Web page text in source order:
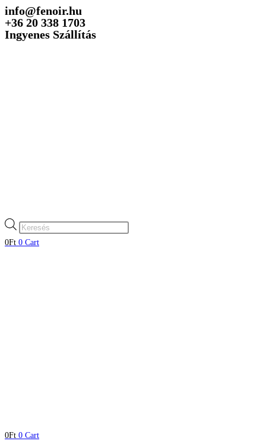
Skip
to
content
info@fenoir.hu
+36 20 338 1703
Ingyenes Szállítás
Products
search
0Ft 0 Cart
0Ft 0 Cart